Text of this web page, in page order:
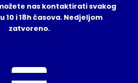
nas kontaktirati svakog
10 i 18h časova. Nedjeljom
zatvoreno.